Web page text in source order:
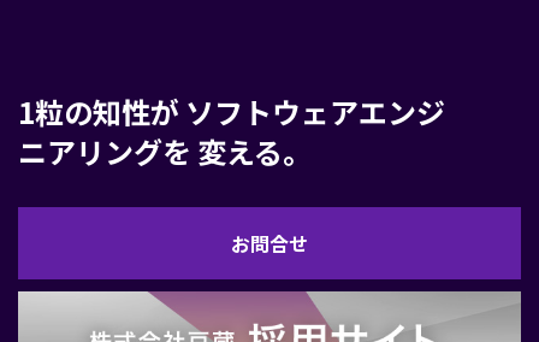
1粒の知性が ソフトウェアエンジ
ニアリングを 変える。
お問合せ